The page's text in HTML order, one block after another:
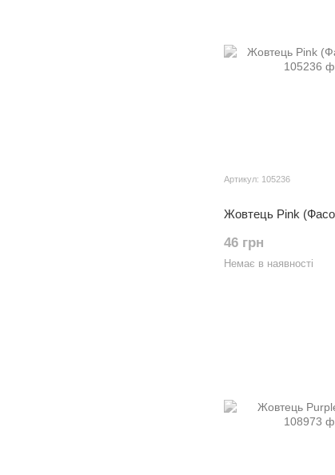
Артикул: 105236
Жовтець Pink
46 грн
Немає в наявності